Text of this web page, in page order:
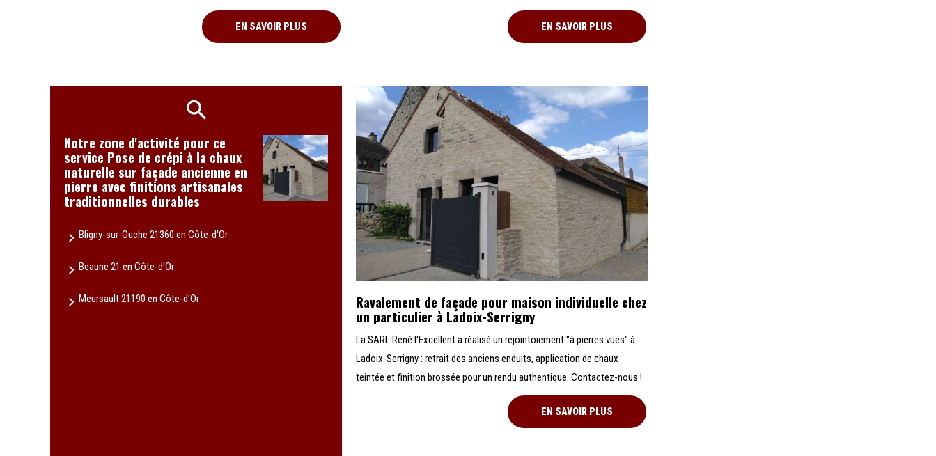
EN SAVOIR PLUS EN SAVOIR PLUS
Notre zone d'activité pour ce
service Pose de crépi à la chaux
naturelle sur façade ancienne en
pierre avec finitions artisanales
traditionnelles durables
Bligny-sur-Ouche 21360 en Côte-d'Or
Beaune 21 en Côte-d'Or
Meursault 21190 en Côte-d'Or Ravalement de façade pour maison individuelle chez
un particulier à Ladoix-Serrigny
La SARL René l'Excellent a réalisé un rejointoiement "à pierres vues" à
Ladoix-Serrigny : retrait des anciens enduits, application de chaux
teintée et finition brossée pour un rendu authentique. Contactez-nous !
EN SAVOIR PLUS